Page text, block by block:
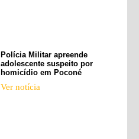
Polícia Militar apreende
adolescente suspeito por
homicídio em Poconé
Ver notícia